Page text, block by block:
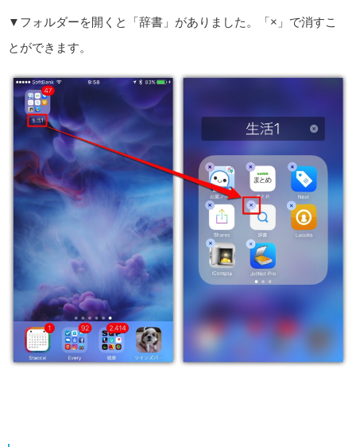
▼フォルダーを開くと「辞書」がありました。「×」で消すこ
とができます。